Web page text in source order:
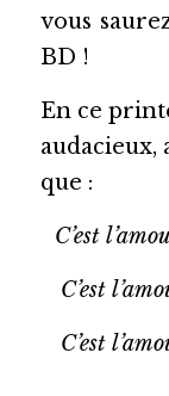
vous
BD !
En ce
audacieux,
que :
C’est
C’est
C’est